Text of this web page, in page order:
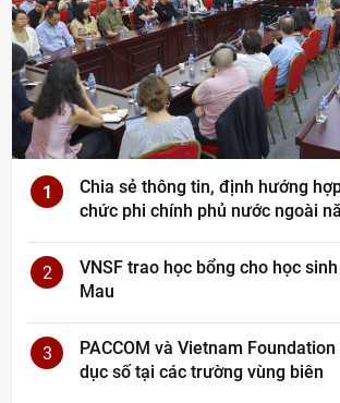
1
Chia sẻ thông tin, định hướng
chức phi chính phủ nước ngoài
2
VNSF trao học bổng cho học
Mau
3
PACCOM và Vietnam
dục số tại các trường vùng biên